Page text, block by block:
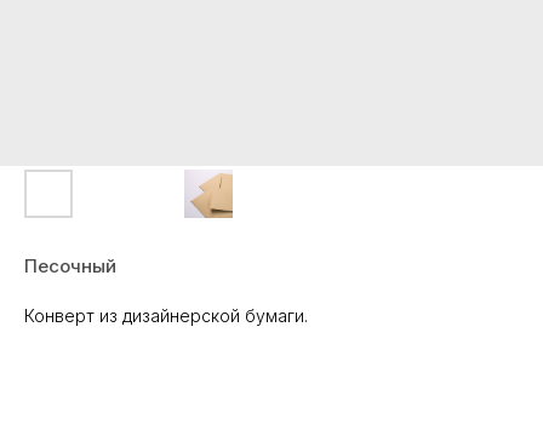
Песочный
Конверт из дизайнерской бумаги.